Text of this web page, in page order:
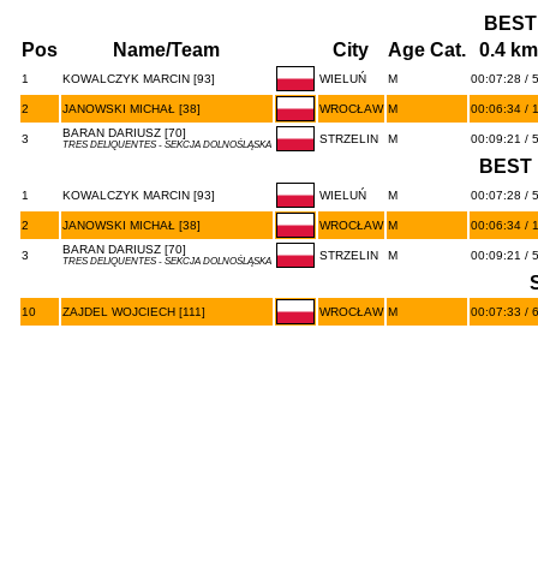
Pos
Name/Team City Age Cat. 0.4 km
1 KOWALCZYK MARCIN [93] WIELUŃ M 00:07:28 / 5
2 JANOWSKI MICHAŁ [38] WROCŁAW M 00:06:34 / 1
3 BARAN DARIUSZ [70]
TRES DELIQUENTES - SEKCJA DOLNOŚLĄSKA STRZELIN M 00:09:21 /
BEST
1 KOWALCZYK MARCIN [93] WIELUŃ M 00:07:28 / 5
2 JANOWSKI MICHAŁ [38] WROCŁAW M 00:06:34 / 1
3 BARAN DARIUSZ [70]
TRES DELIQUENTES - SEKCJA DOLNOŚLĄSKA STRZELIN M 00:09:21 /
10 ZAJDEL WOJCIECH [111] WROCŁAW M 00:07:33 / 6